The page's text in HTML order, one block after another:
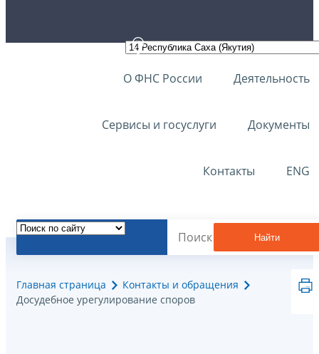
О ФНС России Деятельность
Сервисы и госуслуги Документы
Контакты ENG
Найти
Главная страница
Контакты и обращения
Досудебное урегулирование споров